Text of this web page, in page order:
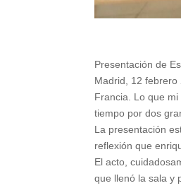
Presentación de
Madrid, 12 febrero
Francia. Lo que
tiempo por dos
La presentación
reflexión que
El acto,
que llenó la sala y